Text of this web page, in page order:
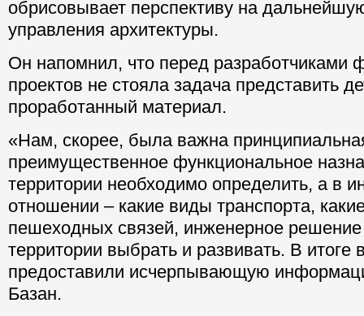
обрисовывает перспективу на
управления архитектуры.
Он напомнил, что перед разработчиками
проектов не стояла задача представить
проработанный материал.
«Нам, скорее, была важна
преимущественное функциональное
территории необходимо определить, а в
отношении – какие виды транспорта,
пешеходных связей, инженерное
территории выбрать и развивать. В итоге
предоставили исчерпывающую
Базан.